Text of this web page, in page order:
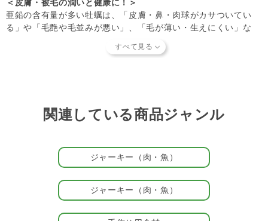
本商品はご注文タイミングやご注文内容によっては、購入履
歴からのご注文キャンセル、修正を受け付けることができな
い場合がございます。
(「発送予定日のお知らせメール」をお送りする前であれ
ば、メール・お電話・マイページにてご注文をキャンセルい
＜皮膚・被毛の潤いと健康に！＞
亜鉛の含有量が多い牡蠣は、「皮膚・鼻・肉球がカサついてい
る」や「毛艶や毛並みが悪い」、「毛が薄い・生えにくい」な
が気になるオーナー様にオススメです。さらに、亜鉛は被毛が生
瀬戸内海産の牡蠣を、“牡蠣製造技術で特許を取得した水産会社
＜おやつとしても、食材としても＞
ドライオイスターは、手でちぎって使えるので、小型犬から大型
犬のパートナーまで幅広く楽しめます。噛む力が弱いお口の小さ
なパートナーや子犬、シニア犬でも食べやすいのが特徴。また、
香りが強めなので、嗅覚が衰えたシニア犬も香ばしい海の香りを
関連している商品ジャンル
ジャーキー（肉・魚）
ジャーキー（肉・魚）